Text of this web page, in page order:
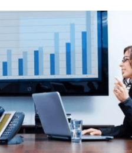
Profesi
Incaran
Tengah
Digitalisasi